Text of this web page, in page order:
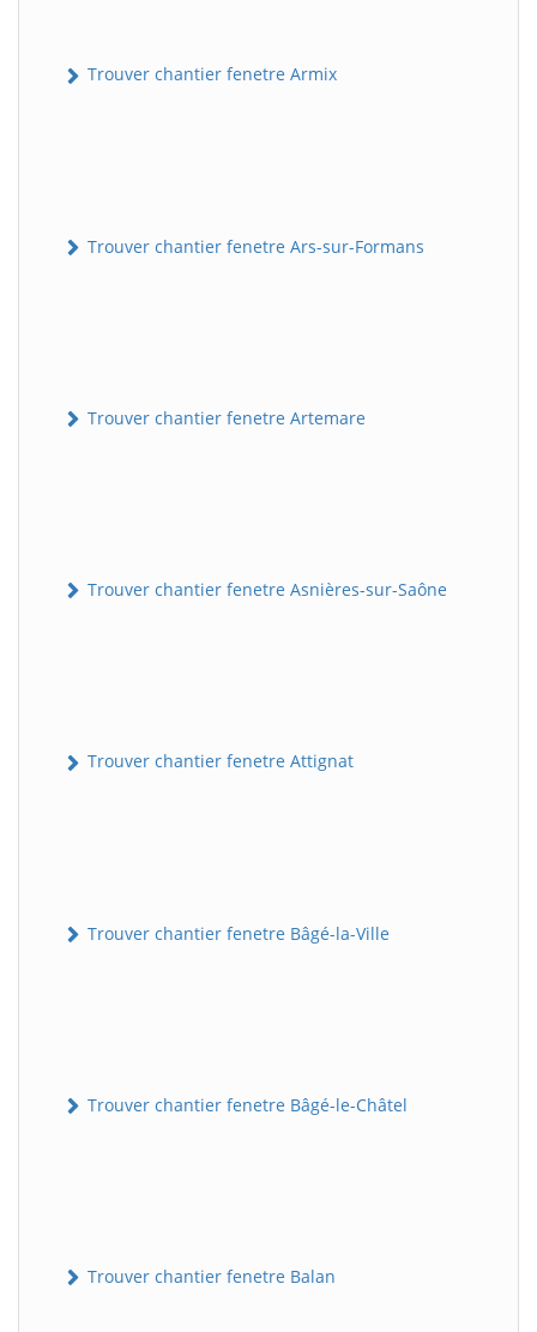
Trouver chantier fenetre Armix
Trouver chantier fenetre Ars-sur-Formans
Trouver chantier fenetre Artemare
Trouver chantier fenetre Asnières-sur-Saône
Trouver chantier fenetre Attignat
Trouver chantier fenetre Bâgé-la-Ville
Trouver chantier fenetre Bâgé-le-Châtel
Trouver chantier fenetre Balan